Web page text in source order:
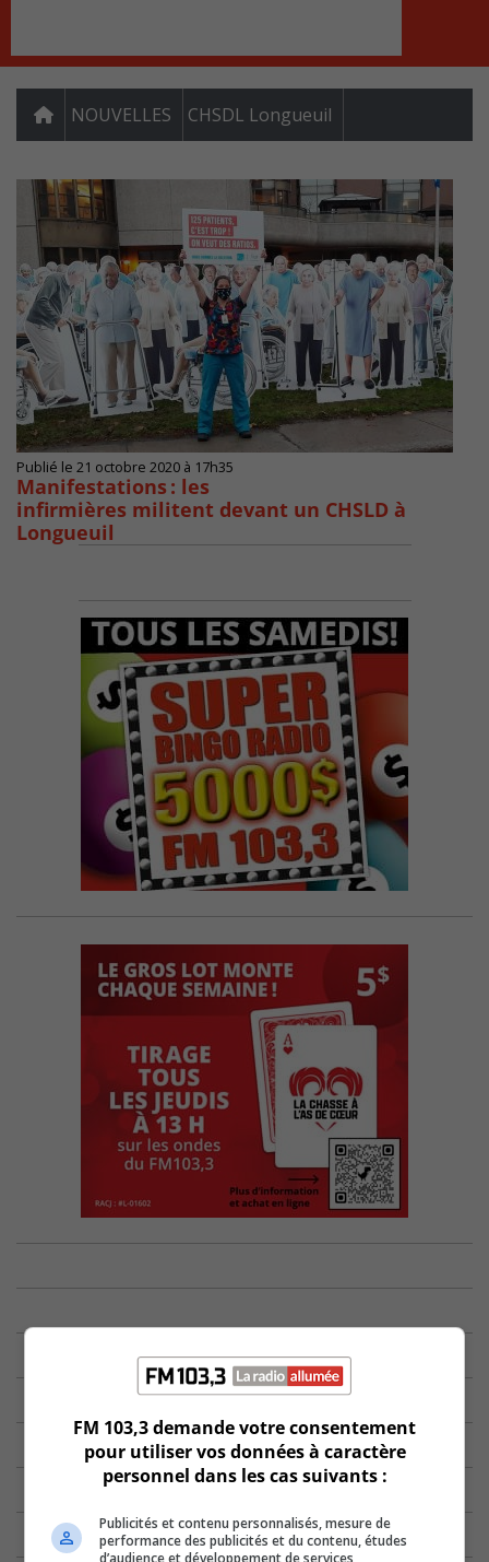
NOUVELLES CHSDL Longueuil
Publié le 21 octobre 2020 à 17h35
Manifestations : les
infirmières militent devant un CHSLD à
Longueuil
FM 103,3 demande votre consentement
pour utiliser vos données à caractère
personnel dans les cas suivants :
Publicités et contenu personnalisés, mesure de
performance des publicités et du contenu, études
d’audience et développement de services